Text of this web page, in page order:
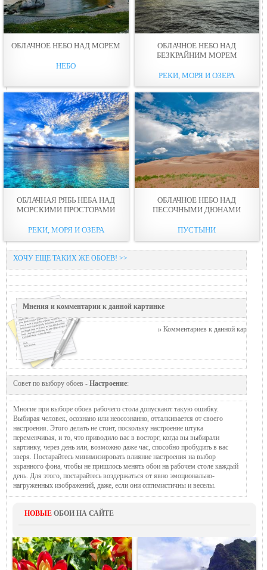
ОБЛАЧНОЕ НЕБО НАД МОРЕМ
НЕБО
ОБЛАЧНОЕ НЕБО НАД
БЕЗКРАЙНИМ МОРЕМ
РЕКИ, МОРЯ И ОЗЕРА
ОБЛАЧНАЯ РЯБЬ НЕБА НАД
МОРСКИМИ ПРОСТОРАМИ
РЕКИ, МОРЯ И ОЗЕРА
ОБЛАЧНОЕ НЕБО НАД
ПЕСОЧНЫМИ ДЮНАМИ
ПУСТЫНИ
ХОЧУ ЕЩЕ ТАКИХ ЖЕ ОБОЕВ! >>
Мнения и комментарии к данной картинке
Комментариев к данной картинке
Совет по выбору обоев - Настроение:
Многие при выборе обоев рабочего стола допускают такую ошибку.
Выбирая человек, осознано или неосознанно, отталкивается от своего
настроения. Этого делать не стоит, поскольку настроение штука
переменчивая, и то, что приводило вас в восторг, когда вы выбирали
картинку, через день или, возможно даже час, способно пробудить в вас
зверя. Постарайтесь минимизировать влияние настроения на выбор
экранного фона, чтобы не пришлось менять обои на рабочем столе каждый
день. Для этого, постарайтесь воздержаться от явно эмоционально-
нагруженных изображений, даже, если они оптимистичны и веселы.
НОВЫЕ ОБОИ НА САЙТЕ